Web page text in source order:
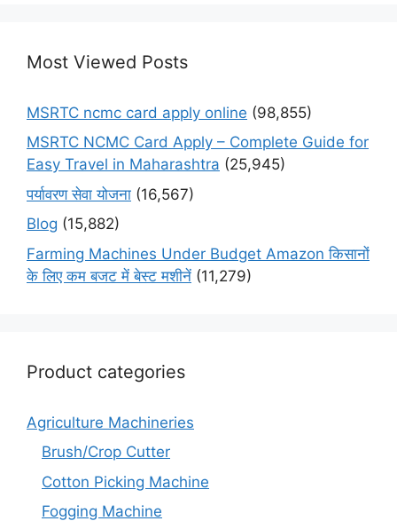
Most Viewed Posts
MSRTC ncmc card apply online (98,855)
MSRTC NCMC Card Apply – Complete Guide for
Easy Travel in Maharashtra (25,945)
पर्यावरण सेवा योजना (16,567)
Blog (15,882)
Farming Machines Under Budget Amazon किसानों
के लिए कम बजट में बेस्ट मशीनें (11,279)
Product categories
Agriculture Machineries
Brush/Crop Cutter
Cotton Picking Machine
Fogging Machine